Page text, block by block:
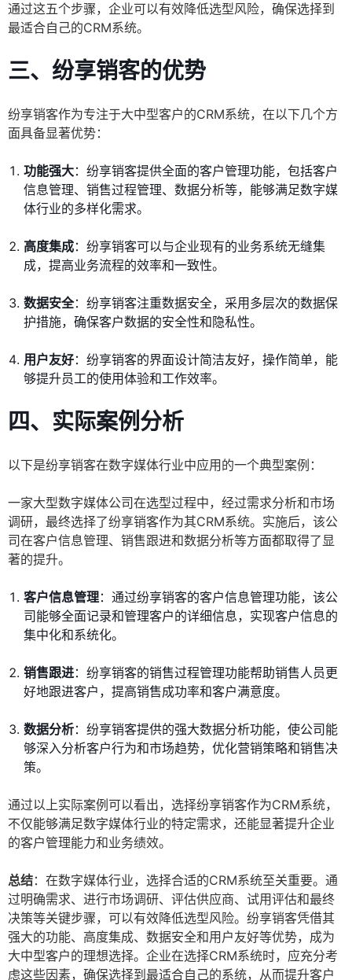
通过这五个步骤，企业可以有效降低选型风险，确保选择到
最适合自己的CRM系统。
三、纷享销客的优势
纷享销客作为专注于大中型客户的CRM系统，在以下几个方
面具备显著优势：
功能强大：纷享销客提供全面的客户管理功能，包括客户
信息管理、销售过程管理、数据分析等，能够满足数字媒
体行业的多样化需求。
高度集成：纷享销客可以与企业现有的业务系统无缝集
成，提高业务流程的效率和一致性。
数据安全：纷享销客注重数据安全，采用多层次的数据保
护措施，确保客户数据的安全性和隐私性。
用户友好：纷享销客的界面设计简洁友好，操作简单，能
够提升员工的使用体验和工作效率。
四、实际案例分析
以下是纷享销客在数字媒体行业中应用的一个典型案例：
一家大型数字媒体公司在选型过程中，经过需求分析和市场
调研，最终选择了纷享销客作为其CRM系统。实施后，该公
司在客户信息管理、销售跟进和数据分析等方面都取得了显
著的提升。
客户信息管理：通过纷享销客的客户信息管理功能，该公
司能够全面记录和管理客户的详细信息，实现客户信息的
集中化和系统化。
销售跟进：纷享销客的销售过程管理功能帮助销售人员更
好地跟进客户，提高销售成功率和客户满意度。
数据分析：纷享销客提供的强大数据分析功能，使公司能
够深入分析客户行为和市场趋势，优化营销策略和销售决
策。
通过以上实际案例可以看出，选择纷享销客作为CRM系统，
不仅能够满足数字媒体行业的特定需求，还能显著提升企业
的客户管理能力和业务绩效。
总结：在数字媒体行业，选择合适的CRM系统至关重要。通
过明确需求、进行市场调研、评估供应商、试用评估和最终
决策等关键步骤，可以有效降低选型风险。纷享销客凭借其
强大的功能、高度集成、数据安全和用户友好等优势，成为
大中型客户的理想选择。企业在选择CRM系统时，应充分考
虑这些因素，确保选择到最适合自己的系统，从而提升客户